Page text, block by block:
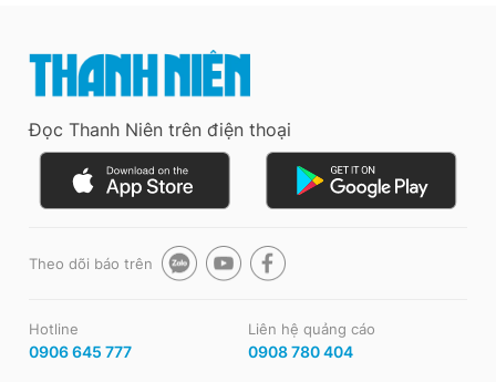
Đọc Thanh Niên trên điện thoại
Theo dõi báo trên
Hotline
0906 645 777
Liên hệ quảng cáo
0908 780 404